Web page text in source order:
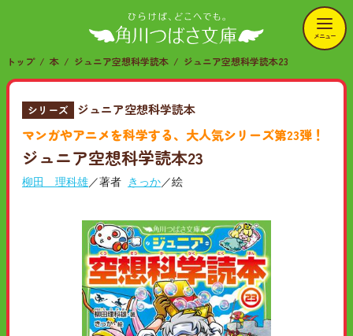
メニュー
トップ 本 ジュニア空想科学読本 ジュニア空想科学読本23
シリーズ ジュニア空想科学読本
マンガやアニメを科学する、大人気シリーズ第23弾！
ジュニア空想科学読本23
柳田 理科雄／著者 きっか／絵